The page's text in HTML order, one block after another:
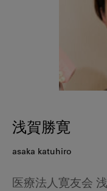
浅賀勝寛
asaka katuhiro
医療法人寛友会